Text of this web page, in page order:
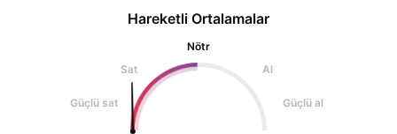
Hareketli Ortalamalar
Nötr
Sat
Al
Güçlü sat Güçlü al